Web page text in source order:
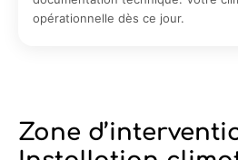
opérationnelle dès ce jour.
Zone